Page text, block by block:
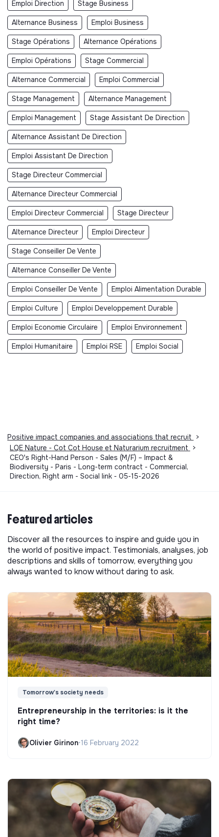
Emploi Direction Stage Business
Alternance Business Emploi Business
Stage Opérations Alternance Opérations
Emploi Opérations Stage Commercial
Alternance Commercial Emploi Commercial
Stage Management Alternance Management
Emploi Management Stage Assistant De Direction
Alternance Assistant De Direction
Emploi Assistant De Direction
Stage Directeur Commercial
Alternance Directeur Commercial
Emploi Directeur Commercial Stage Directeur
Alternance Directeur Emploi Directeur
Stage Conseiller De Vente
Alternance Conseiller De Vente
Emploi Conseiller De Vente Emploi Alimentation Durable
Emploi Culture Emploi Developpement Durable
Emploi Economie Circulaire Emploi Environnement
Emploi Humanitaire Emploi RSE Emploi Social
Positive impact companies and associations that recruit
>
LQE Nature - Cot Cot House et Naturarium recruitment
>
CEO's Right-Hand Person - Sales (M/F) – Impact &
Biodiversity - Paris - Long-term contract - Commercial,
Direction, Right arm - Social link - 05-15-2026
Featured articles
Discover all the resources to inspire and guide you in
the world of positive impact. Testimonials, analyses, job
descriptions and skills of tomorrow, everything you
always wanted to know without daring to ask.
Tomorrow's society needs
Entrepreneurship in the territories: is it the
right time?
Olivier Girinon•16 February 2022